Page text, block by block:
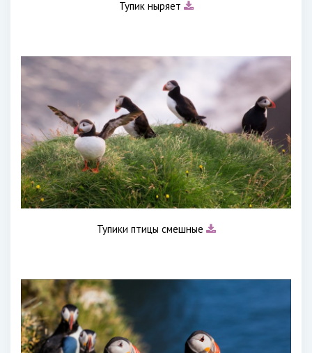
Тупик ныряет
Тупики птицы смешные